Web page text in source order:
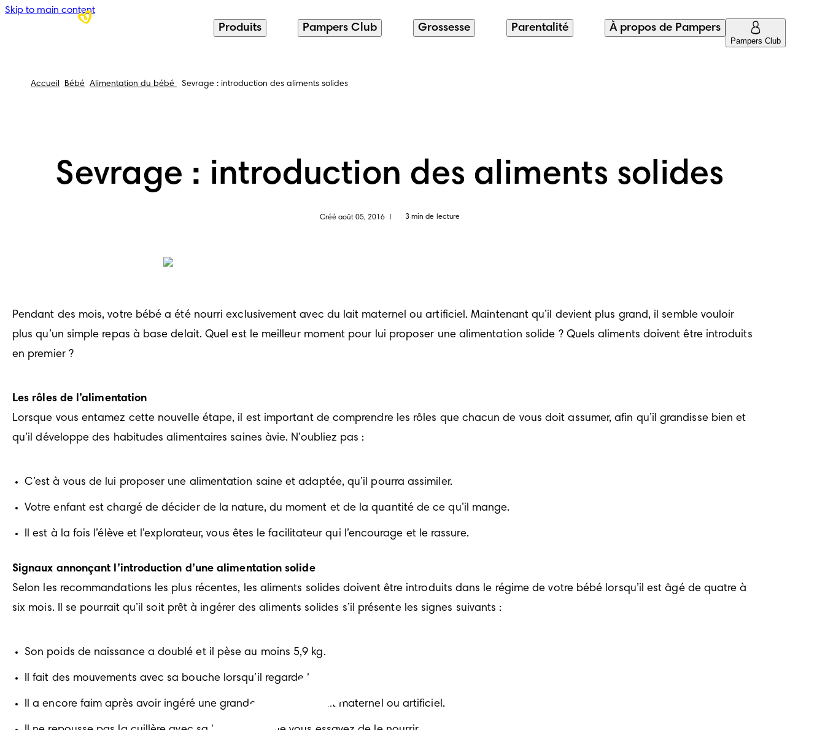
Skip to main content
Produits Pampers Club Grossesse Parentalité À propos de Pampers
Pampers Club
Accueil Bébé Alimentation du bébé Sevrage : introduction des aliments solides
Sevrage : introduction des aliments solides
Créé août 05, 2016 3 min de lecture
Pendant des mois, votre bébé a été nourri exclusivement avec du lait maternel ou artificiel. Maintenant qu’il devient plus grand, il semble vouloir
plus qu’un simple repas à base delait. Quel est le meilleur moment pour lui proposer une alimentation solide ? Quels aliments doivent être introduits
en premier ?
Les rôles de l’alimentation
Lorsque vous entamez cette nouvelle étape, il est important de comprendre les rôles que chacun de vous doit assumer, afin qu’il grandisse bien et
qu’il développe des habitudes alimentaires saines àvie. N’oubliez pas :
C’est à vous de lui proposer une alimentation saine et adaptée, qu’il pourra assimiler.
Votre enfant est chargé de décider de la nature, du moment et de la quantité de ce qu’il mange.
Il est à la fois l’élève et l’explorateur, vous êtes le facilitateur qui l’encourage et le rassure.
Signaux annonçant l’introduction d’une alimentation solide
Selon les recommandations les plus récentes, les aliments solides doivent être introduits dans le régime de votre bébé lorsqu’il est âgé de quatre à
six mois. Il se pourrait qu’il soit prêt à ingérer des aliments solides s’il présente les signes suivants :
Son poids de naissance a doublé et il pèse au moins 5,9 kg.
Il fait des mouvements avec sa bouche lorsqu’il regarde les autres personnes manger.
Il a encore faim après avoir ingéré une grande quantité de lait maternel ou artificiel.